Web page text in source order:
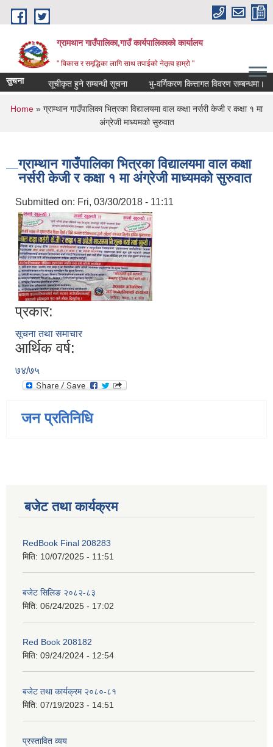
Skip to main content
ग्रामथान गाउँपालिका,गाउँ कार्यपालिकाको कार्यालय
" विकास र समृद्धिका लागि साथ तपाईको नेतृत्व हाम्रो "
सुचनासुचीमा सूचीकृत हुने सम्बन्धी सूचना भु-वर्गिकरण कित्तागत विवरण सम्बन्धमा।
You are here
Home » ग्राम्थान गाउँपालिका भित्रका विद्यालयमा वाल कक्षा नर्सरी केजी र कक्षा १ मा
अंग्रेजी माध्यमको सुरुवात
ग्राम्थान गाउँपालिका भित्रका विद्यालयमा वाल कक्षा
नर्सरी केजी र कक्षा १ मा अंग्रेजी माध्यमको सुरुवात
Submitted on: Fri, 03/30/2018 - 11:11
प्रकार:
सूचना तथा समाचार
आर्थिक वर्ष:
७४/७५
जन प्रतिनिधि
बजेट तथा कार्यक्रम
RedBook Final 208283
मिति: 10/07/2025 - 11:51
बजेट सिलिङ २०८२-८३
मिति: 06/24/2025 - 17:02
Red Book 208182
मिति: 09/24/2024 - 12:54
बजेट तथा कार्यक्रम २०८०-८१
मिति: 07/19/2023 - 14:51
प्रस्तावित व्यय